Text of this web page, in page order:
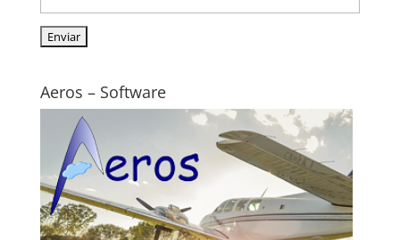
Aeros – Software